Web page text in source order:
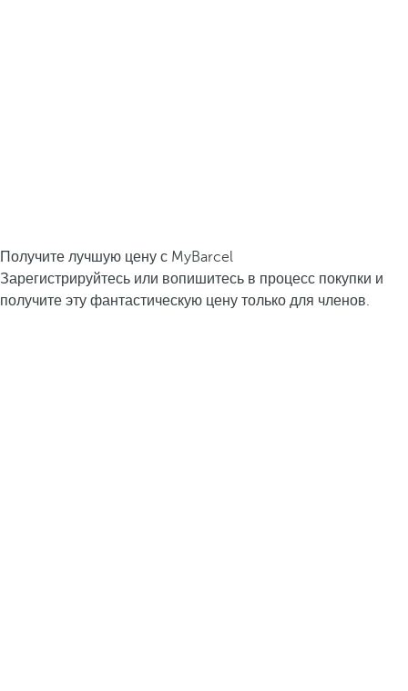
Получите лучшую цену с MyBarcel
Зарегистрируйтесь или вопишитесь в процесс покупки и
получите эту фантастическую цену только для членов.